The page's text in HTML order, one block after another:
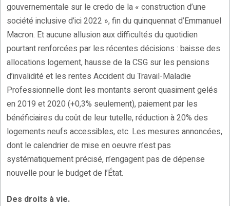
gouvernementale sur le credo de la « construction d’une
société inclusive d’ici 2022 », fin du quinquennat d’Emmanuel
Macron. Et aucune allusion aux difficultés du quotidien
pourtant renforcées par les récentes décisions : baisse des
allocations logement, hausse de la CSG sur les pensions
d’invalidité et les rentes Accident du Travail-Maladie
Professionnelle dont les montants seront quasiment gelés
en 2019 et 2020 (+0,3% seulement), paiement par les
bénéficiaires du coût de leur tutelle, réduction à 20% des
logements neufs accessibles, etc. Les mesures annoncées,
dont le calendrier de mise en oeuvre n’est pas
systématiquement précisé, n’engagent pas de dépense
nouvelle pour le budget de l’État.
Des droits à vie.